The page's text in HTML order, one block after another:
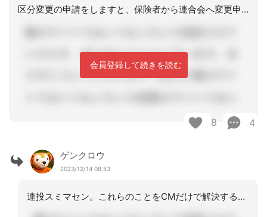
区分変更の申請をしますと、保険者から連合会へ変更申請中と通知をする決まりとなって
会員登録して続きを読む
8 4
ゲンクロウ
2023/12/14 08:53
連投スミマセン。これらのことをCMだけで解決するヒントは、「居宅管理指導用の介護